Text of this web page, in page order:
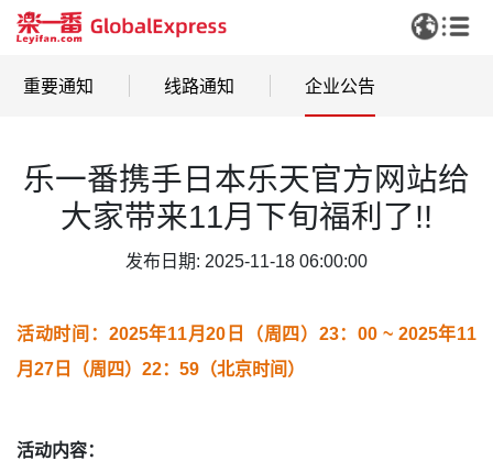
重要通知 线路通知 企业公告
乐一番携手日本乐天官方网站给
大家带来11月下旬福利了!!
发布日期: 2025-11-18 06:00:00
活动时间：2025年11月20日（周四）23：00 ~ 2025年11
月27日（周四）22：59（北京时间）
活动内容：